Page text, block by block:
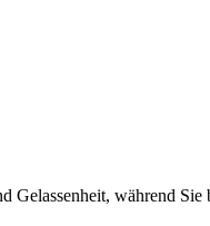
Gelassenheit, während